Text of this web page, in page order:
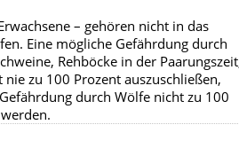
– gehören nicht in das
Eine mögliche Gefährdung durch
Rehböcke in der
zu 100 Prozent auszuschließen,
durch Wölfe nicht zu 100